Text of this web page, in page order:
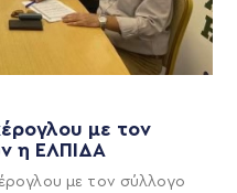
με τον
η ΕΛΠΙΔΑ
με τον σύλλογο